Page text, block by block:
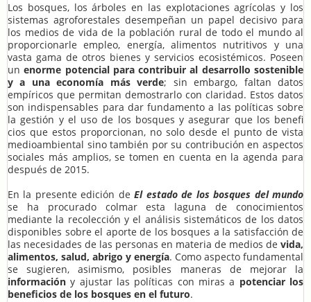
Los bosques, los árboles en las explotaciones agrícolas y los
sistemas agroforestales desempeñan un papel decisivo para
los medios de vida de la población rural de todo el mundo al
proporcionarle empleo, energía, alimentos nutritivos y una
vasta gama de otros bienes y servicios ecosistémicos. Poseen
unenorme potencial para contribuir al desarrollo sostenible
y a una economía más verde; sin embargo, faltan datos
empíricos que permitan demostrarlo con claridad. Estos datos
son indispensables para dar fundamento a las políticas sobre
la gestión y el uso de los bosques y asegurar que los benefi
cios que estos proporcionan, no solo desde el punto de vista
medioambiental sino también por su contribución en aspectos
sociales más amplios, se tomen en cuenta en la agenda para
después de 2015.
En la presente edición deEl estado de los bosques del mundo
se ha procurado colmar esta laguna de conocimientos
mediante la recolección y el análisis sistemáticos de los datos
disponibles sobre el aporte de los bosques a la satisfacción de
las necesidades de las personas en materia de medios de vida,
alimentos, salud, abrigo y energía. Como aspecto fundamental
se sugieren, asimismo, posibles maneras de mejorar la
información y ajustar las políticas con miras a potenciar los
beneficios de los bosques en el futuro.